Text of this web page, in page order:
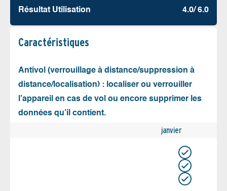
Résultat Utilisation 4.0/ 6.0
Caractéristiques
Antivol (verrouillage à distance/suppression à
distance/localisation) : localiser ou verrouiller
l’appareil en cas de vol ou encore supprimer les
données qu’il contient.
janvier